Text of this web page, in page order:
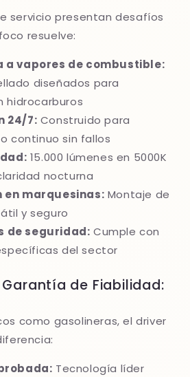
servicio presentan desafíos
resuelve:
a vapores de combustible:
diseñados para
hidrocarburos
24/7: Construido para
continuo sin fallos
15.000 lúmenes en 5000K
nocturna
en marquesinas: Montaje de
y seguro
de seguridad: Cumple con
del sector
Garantía de Fiabilidad:
como gasolineras, el driver
Tecnología líder